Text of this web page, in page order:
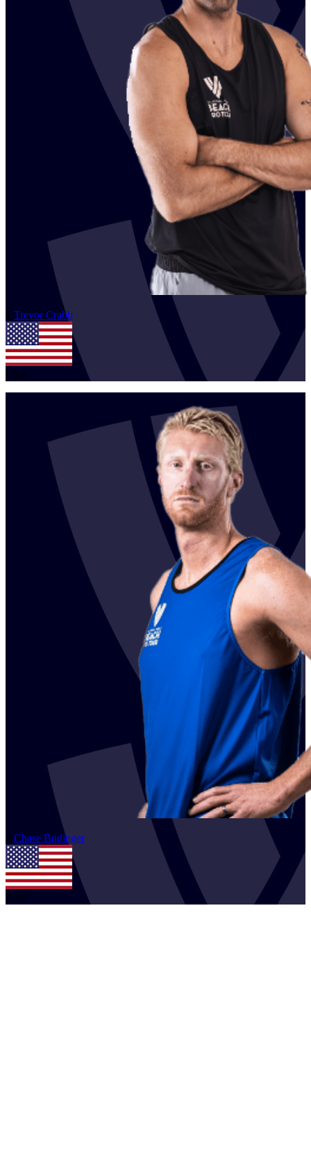
1 Trevor Crabb
USA
2 Chase Budinger
USA